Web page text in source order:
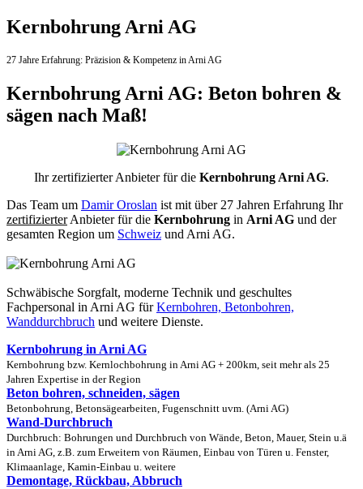
Kernbohrung Arni AG
27 Jahre Erfahrung: Präzision & Kompetenz in Arni AG
Kernbohrung Arni AG: Beton bohren &
sägen nach Maß!
Ihr zertifizierter Anbieter für die Kernbohrung Arni AG.
Das Team um Damir Oroslan ist mit über 27 Jahren Erfahrung Ihr
zertifizierterAnbieter für die Kernbohrung in Arni AG und der
gesamten Region um Schweiz und Arni AG.
Schwäbische Sorgfalt, moderne Technik und geschultes
Fachpersonal in Arni AG fürKernbohren, Betonbohren,
Wanddurchbruch und weitere Dienste.
Kernbohrung in Arni AG
Kernbohrung bzw. Kernlochbohrung in Arni AG + 200km, seit mehr als 25
Jahren Expertise in der Region
Beton bohren, schneiden, sägen
Betonbohrung, Betonsägearbeiten, Fugenschnitt uvm. (Arni AG)
Wand-Durchbruch
Durchbruch: Bohrungen und Durchbruch von Wände, Beton, Mauer, Stein u.ä
in Arni AG, z.B. zum Erweitern von Räumen, Einbau von Türen u. Fenster,
Klimaanlage, Kamin-Einbau u. weitere
Demontage, Rückbau, Abbruch